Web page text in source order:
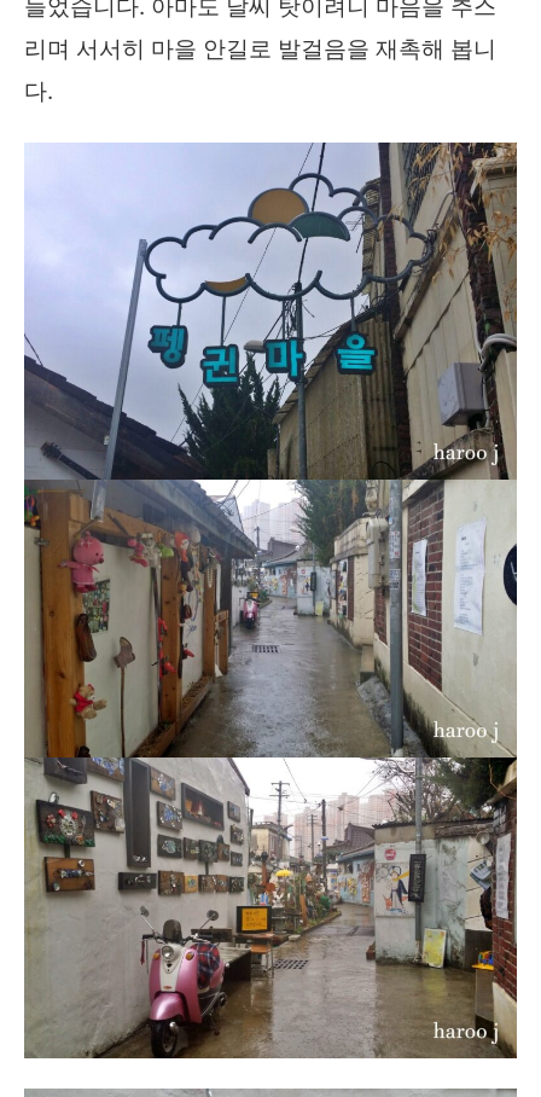
들었습니다. 아마도 날씨 탓이려니 마음을 추스
리며 서서히 마을 안길로 발걸음을 재촉해 봅니
다.